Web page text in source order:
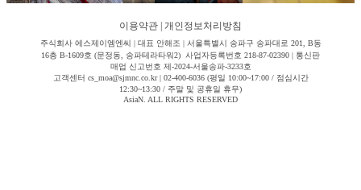
이용약관 개인정보처리방침
주식회사 에스제이엠엔씨 | 대표 안해조 | 서울특별시 송파구 송파대로 201, B동
16층 B-1609호 (문정동, 송파테라타워2) 사업자등록번호 218-87-02390 | 통신판
매업 신고번호 제-2024-서울송파-3233호
고객센터 cs_moa@sjmnc.co.kr | 02-400-6036 (평일 10:00~17:00 / 점심시간
12:30~13:30 / 주말 및 공휴일 휴무)
AsiaN. ALL RIGHTS RESERVED